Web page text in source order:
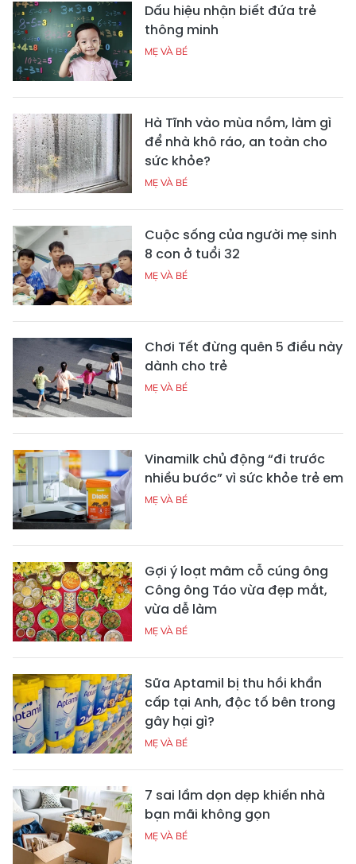
Dấu hiệu nhận biết đứa trẻ
thông minh
MẸ VÀ BÉ
Hà Tĩnh vào mùa nồm, làm gì
để nhà khô ráo, an toàn cho
sức khỏe?
MẸ VÀ BÉ
Cuộc sống của người mẹ sinh
8 con ở tuổi 32
MẸ VÀ BÉ
Chơi Tết đừng quên 5 điều này
dành cho trẻ
MẸ VÀ BÉ
Vinamilk chủ động “đi trước
nhiều bước” vì sức khỏe trẻ em
MẸ VÀ BÉ
Gợi ý loạt mâm cỗ cúng ông
Công ông Táo vừa đẹp mắt,
vừa dễ làm
MẸ VÀ BÉ
Sữa Aptamil bị thu hồi khẩn
cấp tại Anh, độc tố bên trong
gây hại gì?
MẸ VÀ BÉ
7 sai lầm dọn dẹp khiến nhà
bạn mãi không gọn
MẸ VÀ BÉ